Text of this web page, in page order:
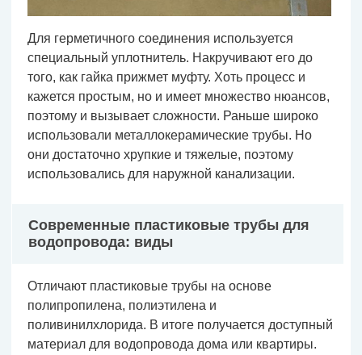
Для герметичного соединения используется
специальный уплотнитель. Накручивают его до
того, как гайка прижмет муфту. Хоть процесс и
кажется простым, но и имеет множество нюансов,
поэтому и вызывает сложности. Раньше широко
использовали металлокерамические трубы. Но
они достаточно хрупкие и тяжелые, поэтому
использовались для наружной канализации.
Современные пластиковые трубы для
водопровода: виды
Отличают пластиковые трубы на основе
полипропилена, полиэтилена и
поливинилхлорида. В итоге получается доступный
материал для водопровода дома или квартиры.